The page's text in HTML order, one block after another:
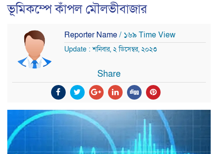
ভূমিকম্পে কাঁপল মৌলভীবাজার
Reporter Name/ ১৬৯ Time View
Update : শনিবার, ২ ডিসেম্বর, ২০২৩
Share